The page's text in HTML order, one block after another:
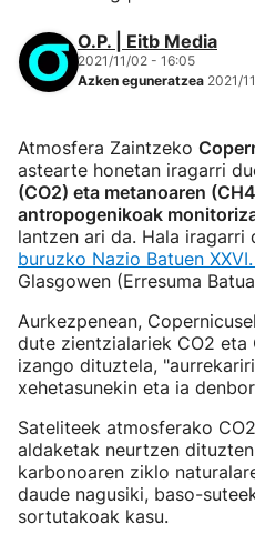
O.P. | Eitb Media
2021/11/02 - 16:05
Azken eguneratzea 2021/
Atmosfera Zaintzeko
astearte honetan iragarri
(CO2) eta metanoaren
antropogenikoak
lantzen ari da. Hala iragarri
buruzko Nazio Batuen
Glasgowen (Erresuma
Aurkezpenean,
dute zientzialariek CO2 eta
izango dituztela,
xehetasunekin eta ia
Sateliteek atmosferako
aldaketak neurtzen
karbonoaren ziklo
daude nagusiki, baso-
sortutakoak kasu.